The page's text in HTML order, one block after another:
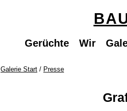
Gerüchte Wir
Galerie Start / Presse